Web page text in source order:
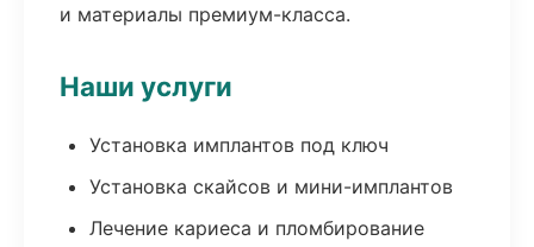
и материалы премиум-класса.
Наши услуги
Установка имплантов под ключ
Установка скайсов и мини-имплантов
Лечение кариеса и пломбирование